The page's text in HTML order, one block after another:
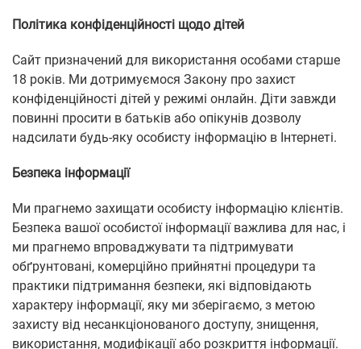
Політика конфіденційності щодо дітей
Сайт призначений для використання особами старше
18 років. Ми дотримуємося Закону про захист
конфіденційності дітей у режимі онлайн. Діти завжди
повинні просити в батьків або опікунів дозволу
надсилати будь-яку особисту інформацію в Інтернеті.
Безпека інформації
Ми прагнемо захищати особисту інформацію клієнтів.
Безпека вашої особистої інформації важлива для нас, і
ми прагнемо впроваджувати та підтримувати
обґрунтовані, комерційно прийнятні процедури та
практики підтримання безпеки, які відповідають
характеру інформації, яку ми зберігаємо, з метою
захисту від несанкціонованого доступу, знищення,
використання, модифікації або розкриття інформації.